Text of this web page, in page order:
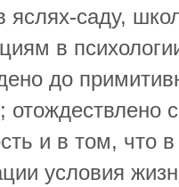
саду,
в
до
отождествлено
и в том, что
условия